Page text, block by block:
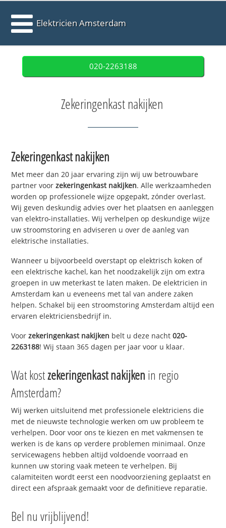
Elektricien Amsterdam
020-2263188
Zekeringenkast nakijken
Zekeringenkast nakijken
Met meer dan 20 jaar ervaring zijn wij uw betrouwbare
partner voorzekeringenkast nakijken. Alle werkzaamheden
worden op professionele wijze opgepakt, zónder overlast.
Wij geven deskundig advies over het plaatsen en aanleggen
van elektro-installaties. Wij verhelpen op deskundige wijze
uw stroomstoring en adviseren u over de aanleg van
elektrische installaties.
Wanneer u bijvoorbeeld overstapt op elektrisch koken of
een elektrische kachel, kan het noodzakelijk zijn om extra
groepen in uw meterkast te laten maken. De elektricien in
Amsterdam kan u eveneens met tal van andere zaken
helpen. Schakel bij een stroomstoring Amsterdam altijd een
ervaren elektriciensbedrijf in.
Voorzekeringenkast nakijken belt u deze nacht020-
2263188! Wij staan 365 dagen per jaar voor u klaar.
Wat kostzekeringenkast nakijken in regio
Amsterdam?
Wij werken uitsluitend met professionele elektriciens die
met de nieuwste technologie werken om uw probleem te
verhelpen. Door voor ons te kiezen en met vakmensen te
werken is de kans op verdere problemen minimaal. Onze
servicewagens hebben altijd voldoende voorraad en
kunnen uw storing vaak meteen te verhelpen. Bij
calamiteiten wordt eerst een noodvoorziening geplaatst en
direct een afspraak gemaakt voor de definitieve reparatie.
Bel nu vrijblijvend!